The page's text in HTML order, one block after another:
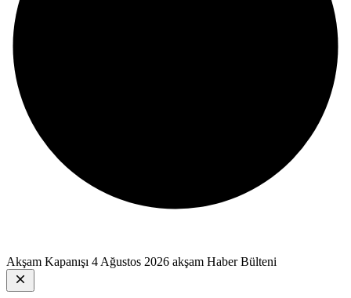
Akşam Kapanışı 4 Ağustos 2026 akşam Haber Bülteni